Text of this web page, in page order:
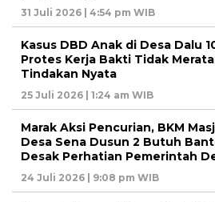
31 Juli 2026 | 4:54 pm WIB
Kasus DBD Anak di Desa Dalu
Protes Kerja Bakti Tidak
Tindakan Nyata
25 Juli 2026 | 1:24 am WIB
Marak Aksi Pencurian, BKM
Desa Sena Dusun 2 Butuh
Desak Perhatian Pemerintah
24 Juli 2026 | 9:08 pm WIB